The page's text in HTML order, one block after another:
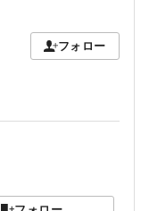
フォロー